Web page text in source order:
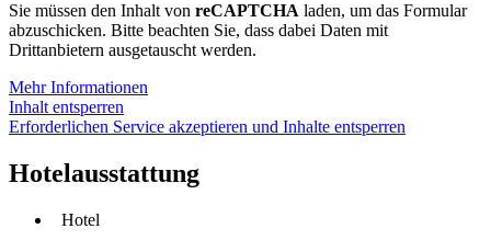
Sie müssen den Inhalt von reCAPTCHA laden, um das Formular
abzuschicken. Bitte beachten Sie, dass dabei Daten mit
Drittanbietern ausgetauscht werden.
Mehr Informationen
Inhalt entsperren
Erforderlichen Service akzeptieren und Inhalte entsperren
Hotelausstattung
Hotel